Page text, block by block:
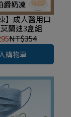
】成人醫用口
莫蘭迪3盒組
NT$354
購物車